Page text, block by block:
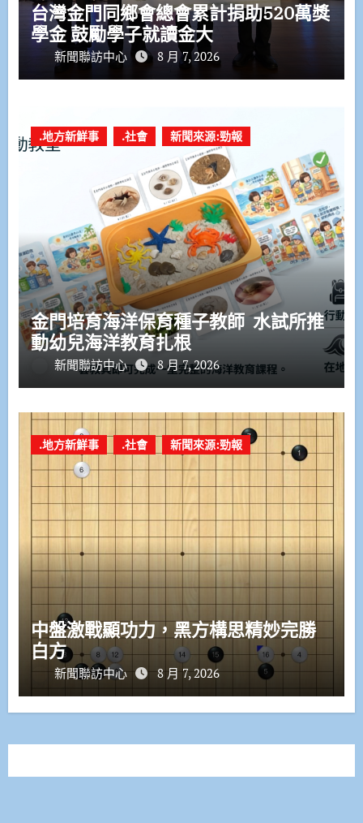
台灣金門同鄉會總會累計捐助520萬獎
學金 鼓勵學子就讀金大
新聞聯訪中心 8 月 7, 2026
.地方新鮮事 .社會 新聞來源:勁報
金門培育海洋保育種子教師 水試所推
動幼兒海洋教育扎根
新聞聯訪中心 8 月 7, 2026
.地方新鮮事 .社會 新聞來源:勁報
中盤激戰顯功力，黑方構思精妙完勝
白方
新聞聯訪中心 8 月 7, 2026